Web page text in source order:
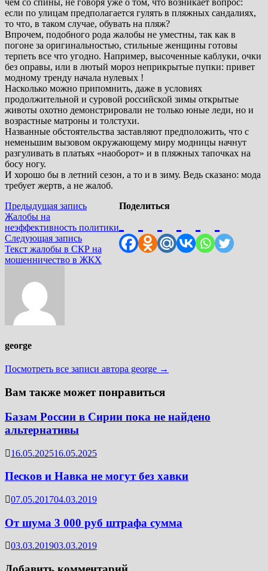
если по улицам предполагается гулять в пляжных сандалиях,
то что, в таком случае, обувать на пляж?
Впрочем, подобного рода жалобы не уместны, так как в
погоне за оригинальностью, стильные женщины готовы
терпеть все что угодно. Например, высоченные каблуки, очки
без оправы, или в лютый мороз неприкрытые пупки: привет
модному тренду начала нулевых !
Насколько можно припомнить, даже в условиях
продолжительной и суровой российской зимы открытые
животы охотно демонстрировали не только юные леди, но и
возрастные матроны и толстухи.
Названные обстоятельства заставляют предположить, что с
неменьшим вызовом окружающему миру модницы начнут
разгуливать в платьях «наоборот» и в пляжных тапочках на
босу ногу.
И хорошо бы в летний сезон, а то и в зиму. Ведь сказано: мода
требует жертв, а не жалоб.
Поделиться
Навигация
по
записям
Предыдущая записьПредыдущая
Жалобы на
неэффективность политики
Следующая записьСледующая
запись:
Текст жалобы в СКР на
мошенничество в ЖКХ
george
Посмотреть все записи автора george →
Вам также может понравиться
Базам России в Сирии пока не найдено
альтернативы
16.05.202516.05.2025
Песков и Навка не могут без хавки
07.05.201704.03.2019
От шума 3 000 руб штрафа сумма
03.03.201903.03.2019